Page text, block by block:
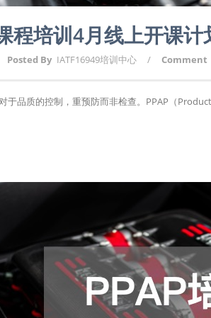
程培训4月线上开课
Posted By IATF16949培训中心 / Comment
于品质的控制，重预防而非检查。PPAP（